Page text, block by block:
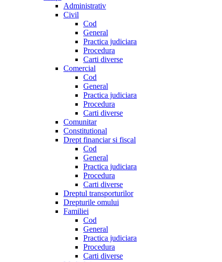
Administrativ
Civil
Cod
General
Practica judiciara
Procedura
Carti diverse
Comercial
Cod
General
Practica judiciara
Procedura
Carti diverse
Comunitar
Constitutional
Drept financiar si fiscal
Cod
General
Practica judiciara
Procedura
Carti diverse
Dreptul transporturilor
Drepturile omului
Familiei
Cod
General
Practica judiciara
Procedura
Carti diverse